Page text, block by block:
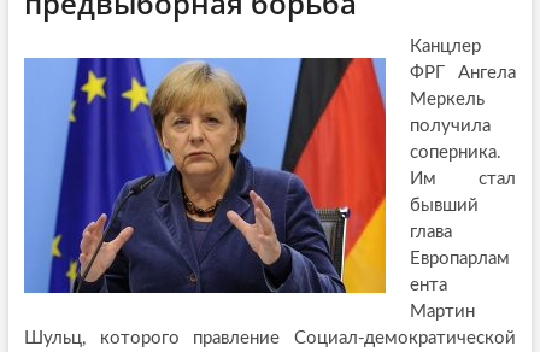
Канцлер
ФРГ Ангела
Меркель
получила
соперника.
Им стал
бывший
глава
Европарлам
ента
Мартин
Шульц, которого правление Социал-демократической